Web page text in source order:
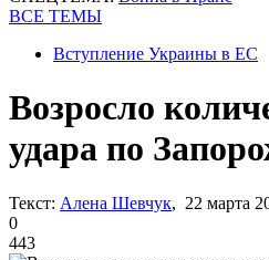
ВСЕ ТЕМЫ
Вступление Украины в ЕС
Возросло
удара по
Текст: Алена Шевчук, 22 марта
0
443